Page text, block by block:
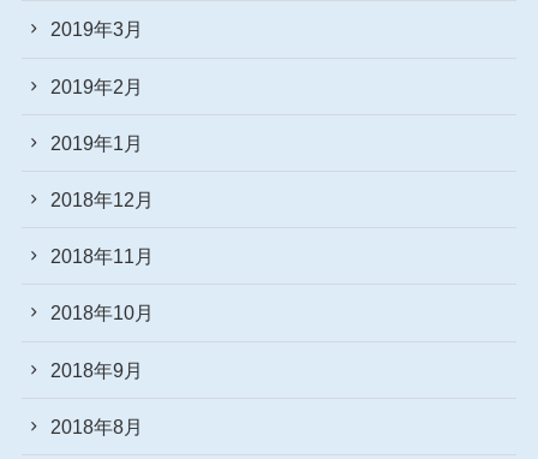
2019年3月
2019年2月
2019年1月
2018年12月
2018年11月
2018年10月
2018年9月
2018年8月